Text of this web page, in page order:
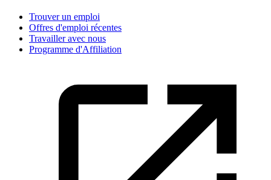
Trouver un emploi
Offres d'emploi récentes
Travailler avec nous
Programme d'Affiliation